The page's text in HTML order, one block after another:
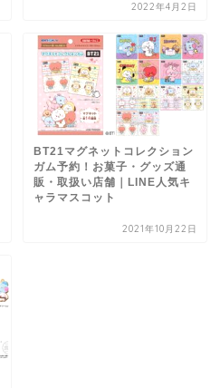
2022年4月2日
BT21マグネットコレクション
ガム予約！お菓子・グッズ通
販・取扱い店舗｜LINE人気キ
ャラマスコット
2021年10月22日